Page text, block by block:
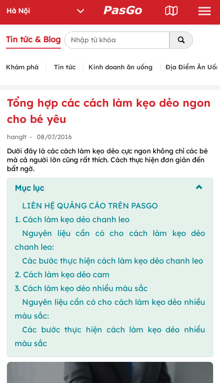
Tin tức & Blog
Khám phá Tin tức Kinh doanh ăn uống Địa Điểm Ăn
Tổng hợp các cách làm kẹo dẻo ngon
cho bé yêu
hanglt - 08/07/2016
Dưới đây là các cách làm kẹo dẻo cực ngon không chỉ các bé
mà cả người lớn cũng rất thích. Cách thực hiện đơn giản đến
bất ngờ.
Mục lục
LIÊN HỆ QUẢNG CÁO TRÊN PASGO
1. Cách làm kẹo dẻo chanh leo
Nguyên liệu cần có cho cách làm kẹo dẻo
chanh leo:
Các bước thực hiện cách làm kẹo dẻo chanh leo
2. Cách làm kẹo dẻo cam
3. Cách làm kẹo dẻo nhiều màu sắc
Nguyên liệu cần có cho cách làm kẹo dẻo nhiều
màu sắc:
Các bước thực hiện cách làm kẹo dẻo nhiều
màu sắc